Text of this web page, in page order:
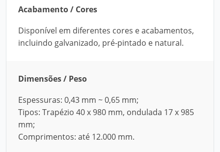
Acabamento / Cores
Disponível em diferentes cores e acabamentos,
incluindo galvanizado, pré-pintado e natural.
Dimensões / Peso
Espessuras: 0,43 mm ~ 0,65 mm;
Tipos: Trapézio 40 x 980 mm, ondulada 17 x 985
mm;
Comprimentos: até 12.000 mm.